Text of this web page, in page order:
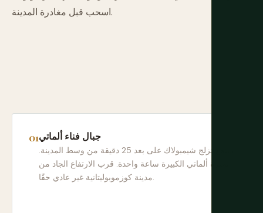
اسحب قبل مغادرة المدينة.
جبال فناء ألماتي
منتجع تزلج شيمبولاك على بعد 25 دقيقة من وسط المدينة.
بحيرة ألماتي الكبيرة ساعة واحدة. قرب الارتفاع الجاد من
مدينة كوزموبوليتانية غير عادي حقًا.